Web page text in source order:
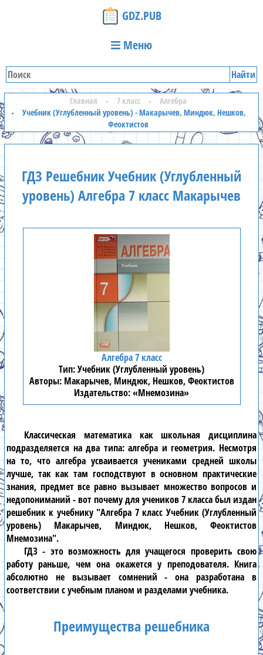
GDZ.PUB
Меню
Найти
Главная 7 класс
Алгебра
Учебник (Углубленный уровень) - Макарычев, Миндюк, Нешков,
Феоктистов
ГДЗ Решебник Учебник (Углубленный
уровень) Алгебра 7 класс Макарычев
Алгебра 7 класс
Учебник (Углубленный уровень)
Макарычев, Миндюк, Нешков, Феоктистов
«Мнемозина»
Классическая математика как школьная дисциплина
подразделяется на два типа:алгебра и геометрия. Несмотря
на то, что алгебра усваивается учениками средней школы
лучше, так как там господствуют в основном практические
знания, предмет все равно вызывает множество вопросов и
недопониманий - вот почему для учеников7 классабыл издан
решебник к учебнику "Алгебра 7 класс Учебник (Углубленный
уровень) Макарычев, Миндюк, Нешков, Феоктистов
Мнемозина".
ГДЗ - это возможность для учащегося проверить свою
работу раньше, чем она окажется у преподователя. Книга
абсолютно не вызывает сомнений - она разработана в
соответствии с учебным планом и разделами учебника.
Преимущества решебника